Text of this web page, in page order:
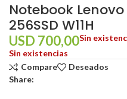
Notebook Lenovo
256SSD W11H
USD 700,00Sin
Sin existencias
Compare
Deseados
Share: